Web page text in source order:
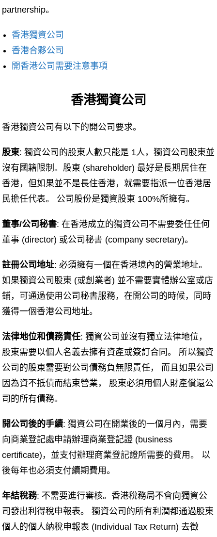
partnership。
香港獨資公司
香港合夥公司
開香港公司需要注意事項
香港獨資公司
香港獨資公司有以下的開公司要求。
股東: 獨資公司的股東人數只能是 1人，獨資公司股東並
沒有國籍限制。股東 (shareholder) 最好是長期居住在
香港，但如果並不是長住香港，就需要指派一位香港居
民擔任代表。 公司股份是獨資股東 100%所擁有。
董事/公司秘書: 在香港成立的獨資公司不需要委任任何
董事 (director) 或公司秘書 (company secretary)。
註冊公司地址: 必須擁有一個在香港境內的營業地址。
如果獨資公司股東 (或創業者) 並不需要實體辦公室或店
鋪，可通過使用公司秘書服務，在開公司的時候，同時
獲得一個香港公司地址。
法律地位和債務責任: 獨資公司並沒有獨立法律地位，
股東需要以個人名義去擁有資產或簽訂合同。 所以獨資
公司的股東需要對公司債務負無限責任， 而且如果公司
因為資不抵債而結束營業， 股東必須用個人財產償還公
司的所有債務。
開公司後的手續: 獨資公司在開業後的一個月內，需要
向商業登記處申請辦理商業登記證 (business
certificate)，並支付辦理商業登記證所需要的費用。 以
後每年也必須支付續期費用。
年結稅務: 不需要進行審核。香港稅務局不會向獨資公
司發出利得稅申報表。 獨資公司的所有利潤都通過股東
個人的個人納稅申報表 (Individual Tax Return) 去徵